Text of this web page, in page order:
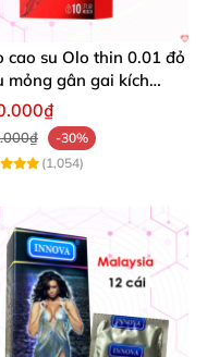
cần lo lắng.
cao su đôn dên
xong nên rửa
thoáng
cao su Olo thin 0.01 đỏ
mỏng gân gai kích
hộp 10
-30%
(1,054)